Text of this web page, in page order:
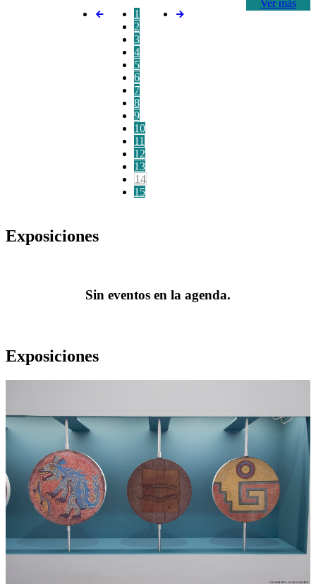
Ver más
1
2
3
4
5
6
7
8
9
10
11
12
13
14
15
Exposiciones
Sin eventos en la agenda.
Exposiciones